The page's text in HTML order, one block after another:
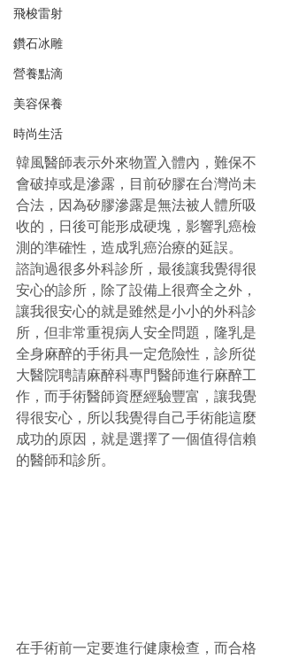
飛梭雷射
鑽石冰雕
營養點滴
美容保養
時尚生活
韓風醫師表示外來物置入體內，難保不
會破掉或是滲露，目前矽膠在台灣尚未
合法，因為矽膠滲露是無法被人體所吸
收的，日後可能形成硬塊，影響乳癌檢
測的準確性，造成乳癌治療的延誤。
諮詢過很多外科診所，最後讓我覺得很
安心的診所，除了設備上很齊全之外，
讓我很安心的就是雖然是小小的外科診
所，但非常重視病人安全問題，隆乳是
全身麻醉的手術具一定危險性，診所從
大醫院聘請麻醉科專門醫師進行麻醉工
作，而手術醫師資歷經驗豐富，讓我覺
得很安心，所以我覺得自己手術能這麼
成功的原因，就是選擇了一個值得信賴
的醫師和診所。
在手術前一定要進行健康檢查，而合格